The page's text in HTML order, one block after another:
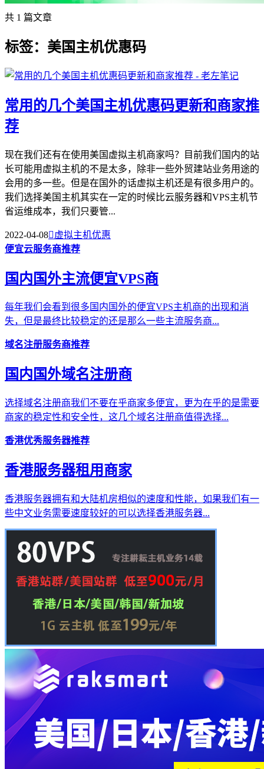
共 1 篇文章
标签：美国主机优惠码
常用的几个美国主机优惠码更新和商家推
荐
现在我们还有在使用美国虚拟主机商家吗？目前我们国内的站
长可能用虚拟主机的不是太多，除非一些外贸建站业务用途的
会用的多一些。但是在国外的话虚拟主机还是有很多用户的。
我们选择美国主机其实在一定的时候比云服务器和VPS主机节
省运维成本，我们只要管...
2022-04-08虚拟主机优惠
便宜云服务商推荐
国内国外主流便宜VPS商
每年我们会看到很多国内国外的便宜VPS主机商的出现和消
失，但是最终比较稳定的还是那么一些主流服务商...
域名注册服务商推荐
国内国外域名注册商
选择域名注册商我们不要在乎商家多便宜，更为在乎的是需要
商家的稳定性和安全性，这几个域名注册商值得选择...
香港优秀服务器推荐
香港服务器租用商家
香港服务器拥有和大陆机房相似的速度和性能，如果我们有一
些中文业务需要速度较好的可以选择香港服务器...